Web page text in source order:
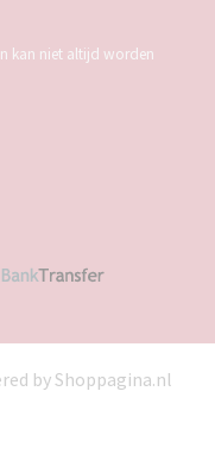
kan niet altijd worden
by Shoppagina.nl